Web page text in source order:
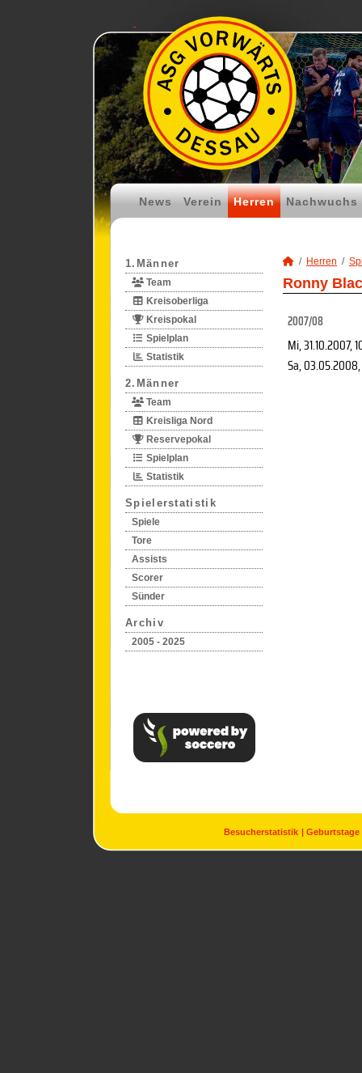
News Verein Herren Nachwuchs
1.Männer
Team
Kreisoberliga
Kreispokal
Spielplan
Statistik
2.Männer
Team
Kreisliga Nord
Reservepokal
Spielplan
Statistik
Spielerstatistik
Spiele
Tore
Assists
Scorer
Sünder
Archiv
2005 - 2025
Herren
Ronny
2007/08
Mi, 31.10.2007,
Sa, 03.05.2008
Besucherstatistik Geburtstage